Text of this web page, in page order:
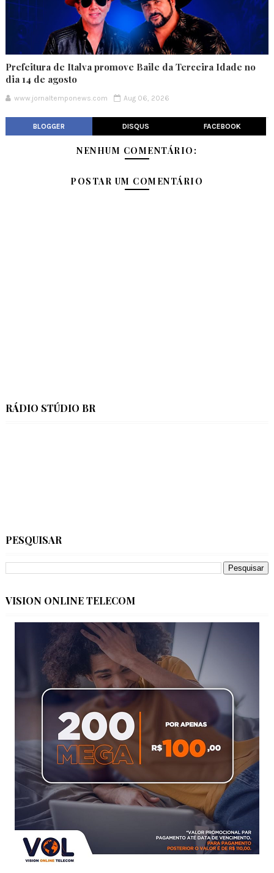
Prefeitura de Italva promove Baile da Terceira Idade no
dia 14 de agosto
www.jornaltemponews.com Aug 06, 2026
BLOGGER DISQUS FACEBOOK
NENHUM COMENTÁRIO:
POSTAR UM COMENTÁRIO
RÁDIO STÚDIO BR
PESQUISAR
VISION ONLINE TELECOM